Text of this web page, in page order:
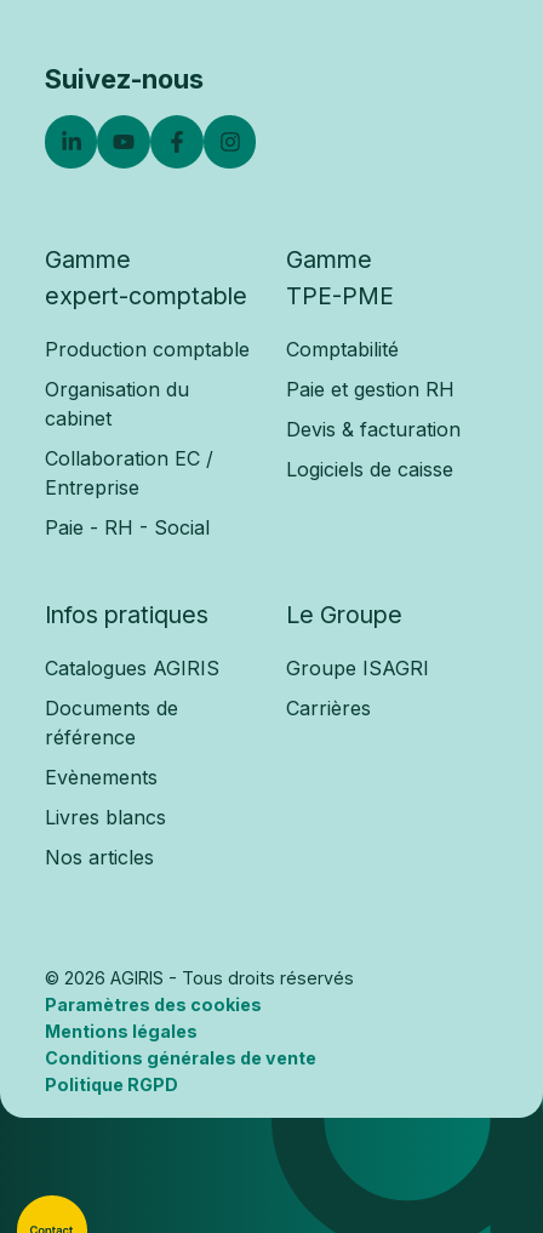
Suivez-nous
Gamme
expert-comptable
Production comptable
Organisation du
cabinet
Collaboration EC /
Entreprise
Paie - RH - Social
Gamme
TPE-PME
Comptabilité
Paie et gestion RH
Devis & facturation
Logiciels de caisse
Infos pratiques
Catalogues AGIRIS
Documents de
référence
Evènements
Livres blancs
Nos articles
Le Groupe
Groupe ISAGRI
Carrières
© 2026 AGIRIS - Tous droits réservés
Paramètres des cookies
Mentions légales
Conditions générales de vente
Politique RGPD